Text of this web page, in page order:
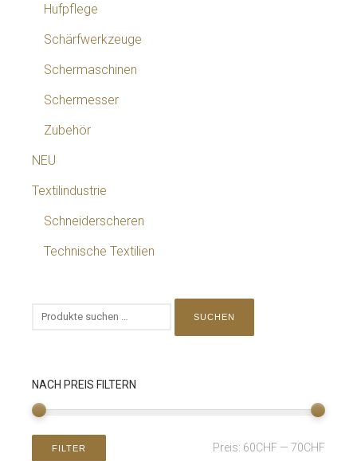
Hufpflege
Schärfwerkzeuge
Schermaschinen
Schermesser
Zubehör
NEU
Textilindustrie
Schneiderscheren
Technische Textilien
SUCHEN
NACH PREIS FILTERN
FILTER Preis: 60CHF — 70CHF